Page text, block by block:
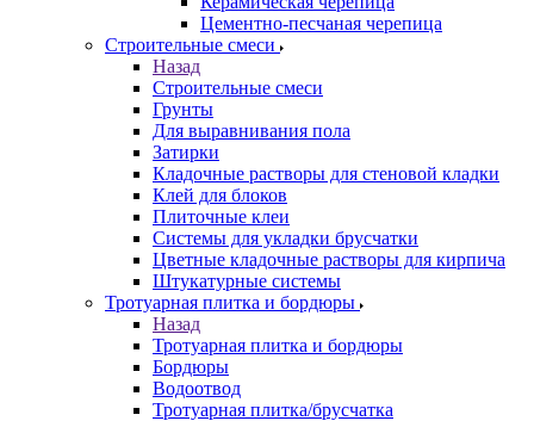
Цементно-песчаная черепица
Строительные смеси
Назад
Строительные смеси
Грунты
Для выравнивания пола
Затирки
Кладочные растворы для стеновой кладки
Клей для блоков
Плиточные клеи
Системы для укладки брусчатки
Цветные кладочные растворы для кирпича
Штукатурные системы
Тротуарная плитка и бордюры
Назад
Тротуарная плитка и бордюры
Бордюры
Водоотвод
Тротуарная плитка/брусчатка